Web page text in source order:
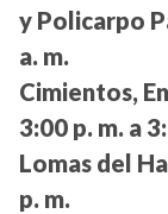
y Policarpo
a. m.
Cimientos,
3:00 p. m. a
Lomas del
p. m.